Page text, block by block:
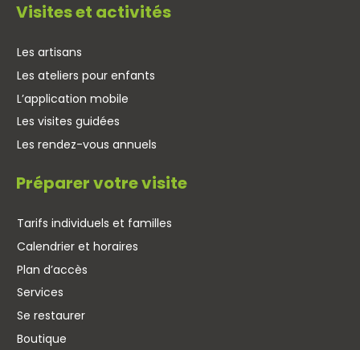
Visites et activités
Les artisans
Les ateliers pour enfants
L’application mobile
Les visites guidées
Les rendez-vous annuels
Préparer votre visite
Tarifs individuels et familles
Calendrier et horaires
Plan d’accès
Services
Se restaurer
Boutique